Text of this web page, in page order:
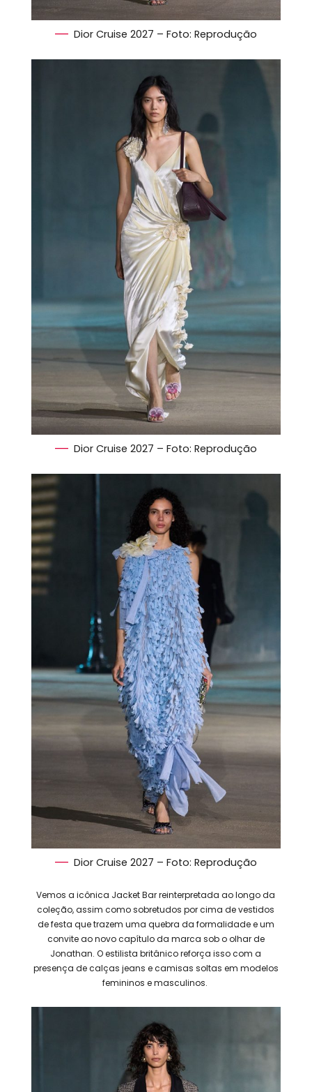
Dior Cruise 2027 – Foto: Reprodução
Dior Cruise 2027 – Foto: Reprodução
Dior Cruise 2027 – Foto: Reprodução
Vemos a icônica Jacket Bar reinterpretada ao longo da
coleção, assim como sobretudos por cima de vestidos
de festa que trazem uma quebra da formalidade e um
convite ao novo capítulo da marca sob o olhar de
Jonathan. O estilista britânico reforça isso com a
presença de calças jeans e camisas soltas em modelos
femininos e masculinos.